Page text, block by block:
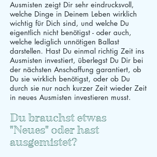
Ausmisten zeigt Dir sehr eindrucksvoll,
welche Dinge in Deinem Leben wirklich
wichtig für Dich sind, und welche Du
eigentlich nicht benötigst - oder auch,
welche lediglich unnötigen Ballast
darstellen. Hast Du einmal richtig Zeit ins
Ausmisten investiert, überlegst Du Dir bei
der nächsten Anschaffung garantiert, ob
Du sie wirklich benötigst, oder ob Du
durch sie nur nach kurzer Zeit wieder Zeit
in neues Ausmisten investieren musst.
Du brauchst etwas
"Neues" oder hast
ausgemistet?